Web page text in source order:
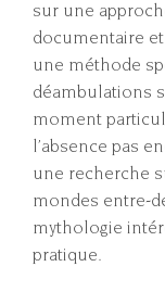
sur une
documentaire
une méthode
déambulations
moment
l’absence pas
une recherche
mondes entre-
mythologie
pratique.